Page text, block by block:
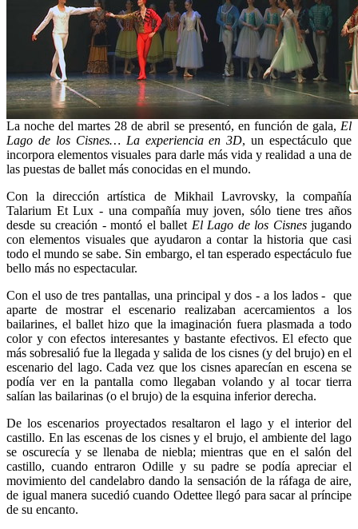
La noche del martes 28 de abril se presentó, en función de gala, El
Lago de los Cisnes… La experiencia en 3D, un espectáculo que
incorpora elementos visuales para darle más vida y realidad a una de
las puestas de ballet más conocidas en el mundo.
Con la dirección artística de Mikhail Lavrovsky, la compañía
Talarium Et Lux - una compañía muy joven, sólo tiene tres años
desde su creación - montó el ballet El Lago de los Cisnesjugando
con elementos visuales que ayudaron a contar la historia que casi
todo el mundo se sabe. Sin embargo, el tan esperado espectáculo fue
bello más no espectacular.
Con el uso de tres pantallas, una principal y dos - a los lados - que
aparte de mostrar el escenario realizaban acercamientos a los
bailarines, el ballet hizo que la imaginación fuera plasmada a todo
color y con efectos interesantes y bastante efectivos. El efecto que
más sobresalió fue la llegada y salida de los cisnes (y del brujo) en el
escenario del lago. Cada vez que los cisnes aparecían en escena se
podía ver en la pantalla como llegaban volando y al tocar tierra
salían las bailarinas (o el brujo) de la esquina inferior derecha.
De los escenarios proyectados resaltaron el lago y el interior del
castillo. En las escenas de los cisnes y el brujo, el ambiente del lago
se oscurecía y se llenaba de niebla; mientras que en el salón del
castillo, cuando entraron Odille y su padre se podía apreciar el
movimiento del candelabro dando la sensación de la ráfaga de aire,
de igual manera sucedió cuando Odettee llegó para sacar al príncipe
de su encanto.